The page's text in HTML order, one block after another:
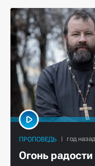
ПРОПОВЕДЬ
Огонь радости